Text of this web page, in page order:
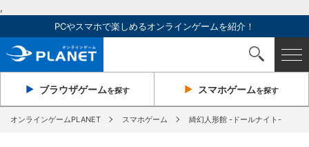
,
PCやスマホで楽しめるオンラインゲームを紹介！
ブラウザゲームを探す スマホゲームを探す
オンラインゲームPLANET スマホゲーム 綺幻人形館 -ドールナイト-